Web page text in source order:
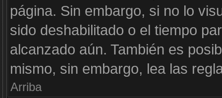
página. Sin embargo, si no lo
sido deshabilitado o el tiempo
alcanzado aún. También es
mismo, sin embargo, lea las
Arriba